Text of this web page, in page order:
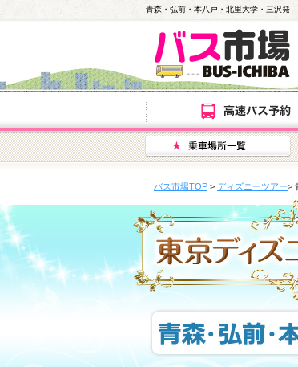
青森・弘前・本八戸・北里大学・三沢発
バス市場TOP > ディズニーツアー>